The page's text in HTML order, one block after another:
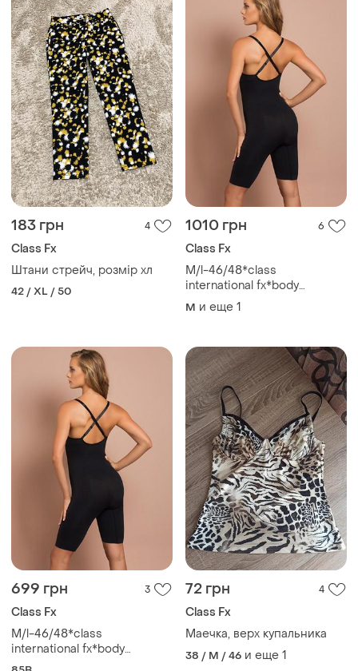
183 грн 4
Class Fx
Штани стрейч, розмір хл
42 / XL / 50
1010 грн 6
Class Fx
М/l-46/48*class
international fx*body
бесшовный комбидресс
утяжка
M и еще 1
699 грн 3
Class Fx
М/l-46/48*class
international fx*body
бесшовный комбидресс
72 грн 4
Class Fx
Маечка, верх купальника
38 / M / 46 и еще 1